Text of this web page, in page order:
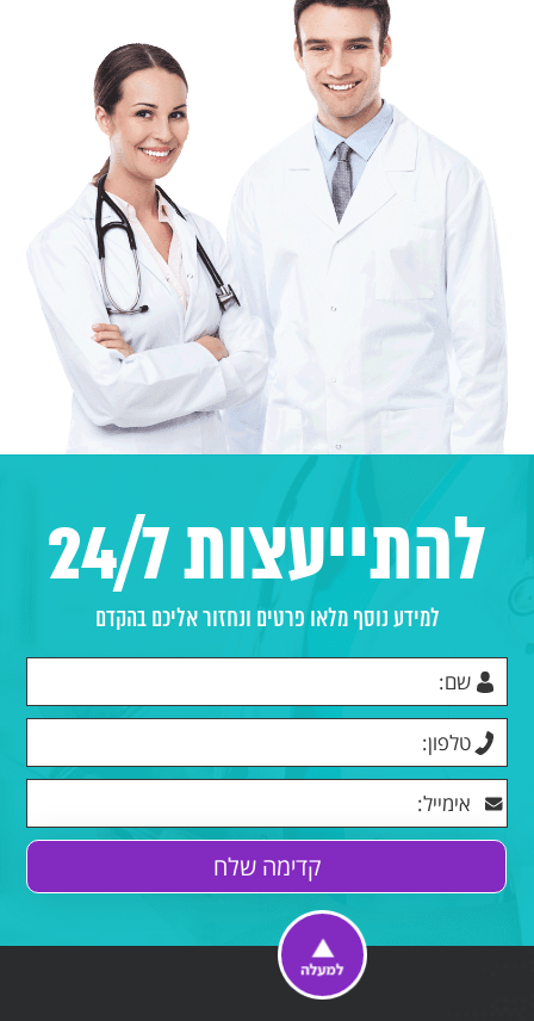
להתייעצות 24/7
למידע נוסף מלאו פרטים ונחזור אליכם בהקדם